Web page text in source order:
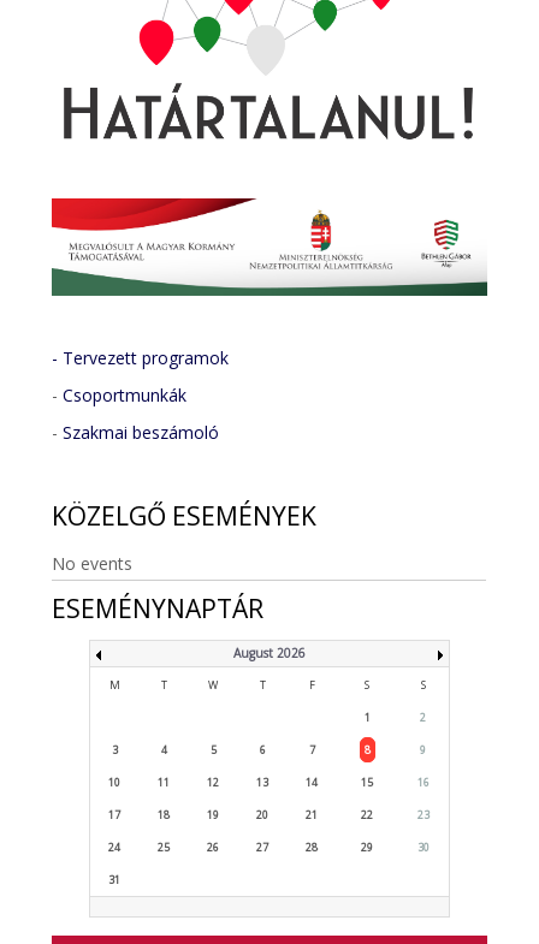
- Tervezett programok
-Csoportmunkák
-Szakmai beszámoló
KÖZELGŐ ESEMÉNYEK
No events
ESEMÉNYNAPTÁR
August 2026
M T W T F S S
1 2
3 4 5 6 7 8 9
10 11 12 13 14 15 16
17 18 19 20 21 22 23
24 25 26 27 28 29 30
31